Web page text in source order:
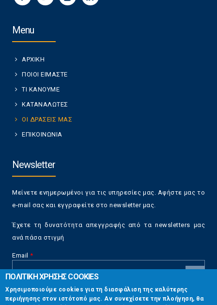
Menu
ΑΡΧΙΚΗ
ΠΟΙΟΙ ΕΙΜΑΣΤΕ
ΤΙ ΚΑΝΟΥΜΕ
ΚΑΤΑΝΑΛΩΤΕΣ
ΟΙ ΔΡΑΣΕΙΣ ΜΑΣ
ΕΠΙΚΟΙΝΩΝΙΑ
Newsletter
Μείνετε ενημερωμένοι για τις υπηρεσίες μας. Αφήστε μας το
e-mail σας και εγγραφείτε στο newsletter μας.
Έχετε τη δυνατότητα απεγγραφής από τα newsletters μας
ανά πάσα στιγμή
Email *
CAPTCHA
This
ΠΟΛΙΤΙΚΗ ΧΡΗΣΗΣ COOKIES
Χρησιμοποιούμε cookies για τη διασφάλιση της καλύτερης
περιήγησης στον ιστότοπό μας. Αν συνεχίσετε την πλοήγηση, θα